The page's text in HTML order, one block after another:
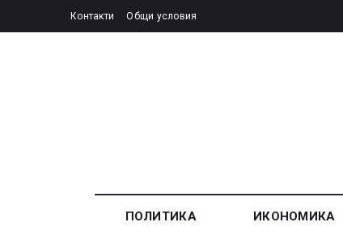
Контакти Общи условия
ПОЛИТИКА ИКОНОМИКА